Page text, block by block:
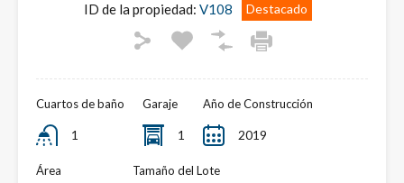
ID de la propiedad: V108 Destacado
Cuartos de baño
1
Garaje
1
Año de Construcción
2019
Área Tamaño del Lote